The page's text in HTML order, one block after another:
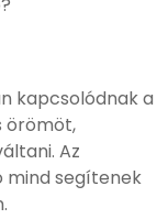
kapcsolódnak a
örömöt,
Az
mind segítenek